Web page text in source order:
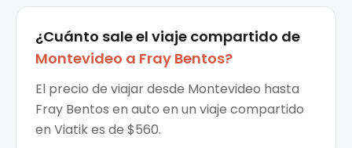
¿Cuánto sale el viaje compartido de
Montevideo a Fray Bentos?
El precio de viajar desde Montevideo hasta
Fray Bentos en auto en un viaje compartido
en Viatik es de $560.